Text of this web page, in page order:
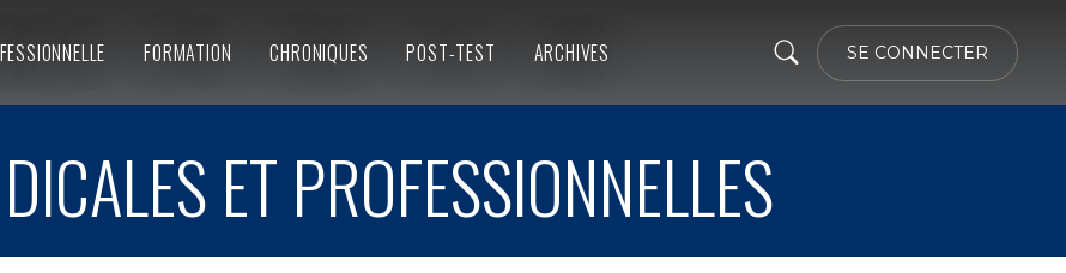
SE CONNECTER
FORMATION CHRONIQUES POST-TEST ARCHIVES
ET PROFESSIONNELLES